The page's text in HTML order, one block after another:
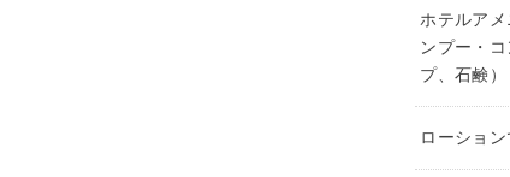
ホテルア
ンプー・
プ、石鹸）
ローショ